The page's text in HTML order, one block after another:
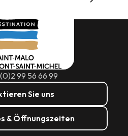
99 56 66 99
Sie uns
& Öffnungszeiten